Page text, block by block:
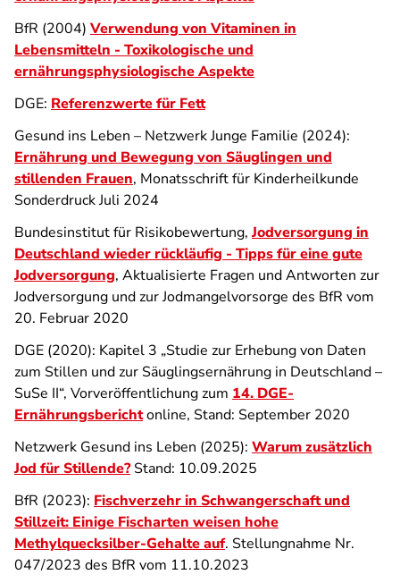
BfR (2004) Verwendung von Vitaminen in
Lebensmitteln - Toxikologische und
ernährungsphysiologische Aspekte
DGE: Referenzwerte für Fett
Gesund ins Leben – Netzwerk Junge Familie (2024):
Ernährung und Bewegung von Säuglingen und
stillenden Frauen, Monatsschrift für Kinderheilkunde
Sonderdruck Juli 2024
Bundesinstitut für Risikobewertung,Jodversorgung in
Deutschland wieder rückläufig - Tipps für eine gute
Jodversorgung, Aktualisierte Fragen und Antworten zur
Jodversorgung und zur Jodmangelvorsorge des BfR vom
20. Februar 2020
DGE (2020): Kapitel 3 „Studie zur Erhebung von Daten
zum Stillen und zur Säuglingsernährung in Deutschland –
SuSe II“, Vorveröffentlichung zum 14. DGE-
Ernährungsberichtonline, Stand: September 2020
Netzwerk Gesund ins Leben (2025): Warum zusätzlich
Jod für Stillende?Stand: 10.09.2025
BfR (2023): Fischverzehr in Schwangerschaft und
Stillzeit: Einige Fischarten weisen hohe
Methylquecksilber-Gehalte auf. Stellungnahme Nr.
047/2023 des BfR vom 11.10.2023